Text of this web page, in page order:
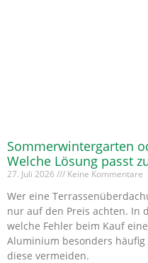
Sommerwintergarten
Welche Lösung passt
27. Juli 2026 Keine Kommentare
Wer eine
nur auf den Preis achten. In
welche Fehler beim Kauf
Aluminium besonders
diese vermeiden.